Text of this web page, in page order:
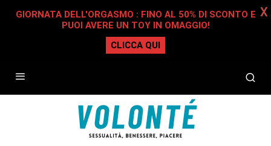
GIORNATA DELL'ORGASMO : FINO AL 50% DI SCONTO E
PUOI AVERE UN TOY IN OMAGGIO!
CLICCA QUI
X